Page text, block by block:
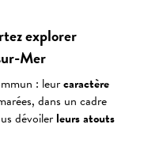
explorer
Mer
: leurcaractère
dans un cadre
dévoiler leurs atouts